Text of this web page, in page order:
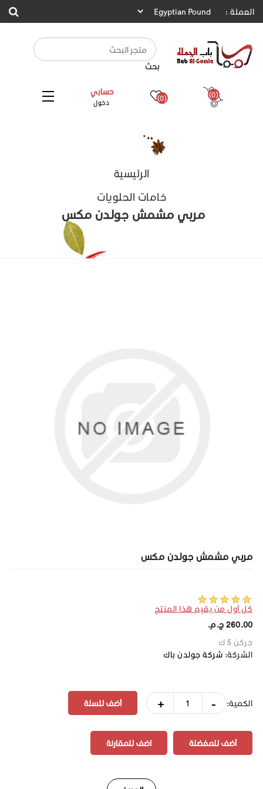
العملة :
بحث
حسابي
دخول (0) (0)
الرئيسية
خامات الحلويات
مربي مشمش جولدن مكس
مربي مشمش جولدن مكس
كل أول من يقيم هذا المنتج
260.00 ج.م.‏
جركن 5 ك
الشركة: شركة جولدن باك
الكمية: -
+
أضف للمفضلة اضف للمقارنة